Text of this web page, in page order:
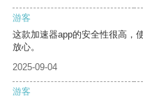
游客
这款加速器app的安全性很高，
放心。
2025-09-04
游客